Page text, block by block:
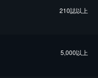
210誌以上
5,000以上